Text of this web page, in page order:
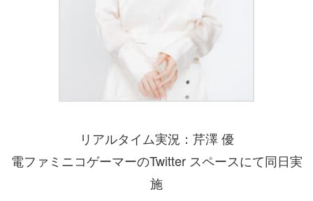
リアルタイム実況：芹澤 優
電ファミニコゲーマーのTwitter スペースにて同日実
施